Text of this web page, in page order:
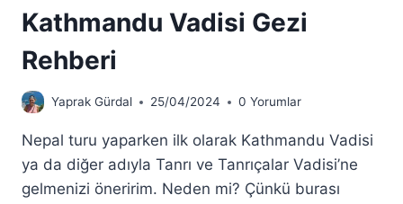
Kathmandu Vadisi Gezi
Rehberi
Yaprak Gürdal 25/04/2024 0 Yorumlar
Nepal turu yaparken ilk olarak Kathmandu Vadisi
ya da diğer adıyla Tanrı ve Tanrıçalar Vadisi’ne
gelmenizi öneririm. Neden mi? Çünkü burası